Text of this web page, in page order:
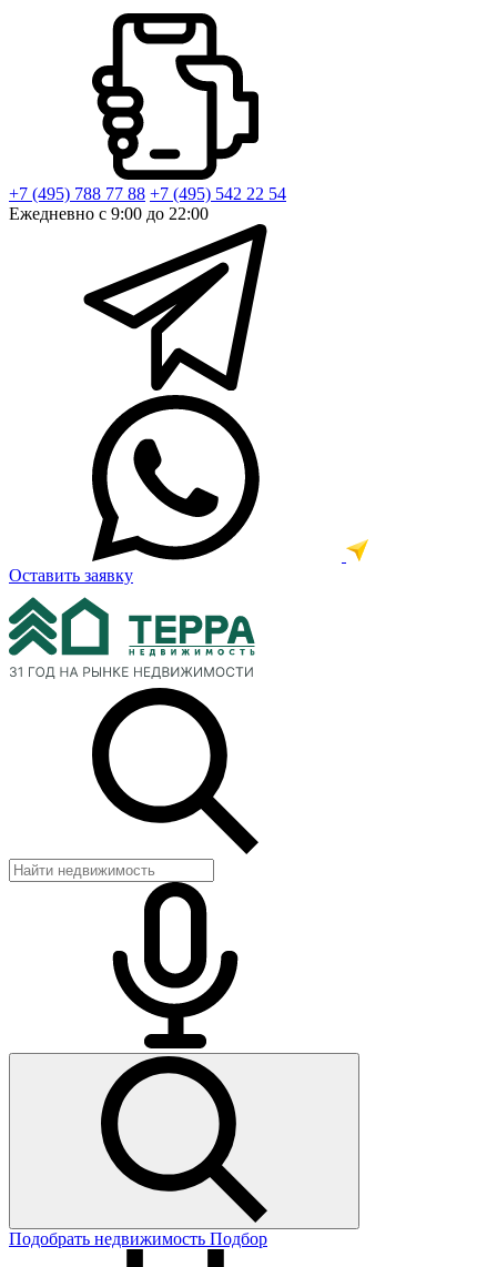
+7 (495) 788 77 88 +7 (495) 542 22 54
Ежедневно с 9:00 до 22:00
Оставить заявку
Подобрать недвижимость Подбор